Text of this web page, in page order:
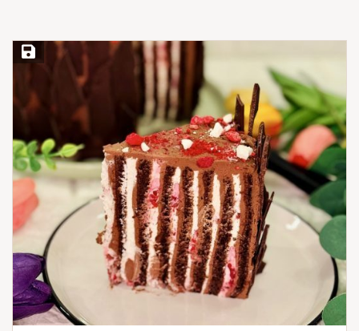
Save Recipe